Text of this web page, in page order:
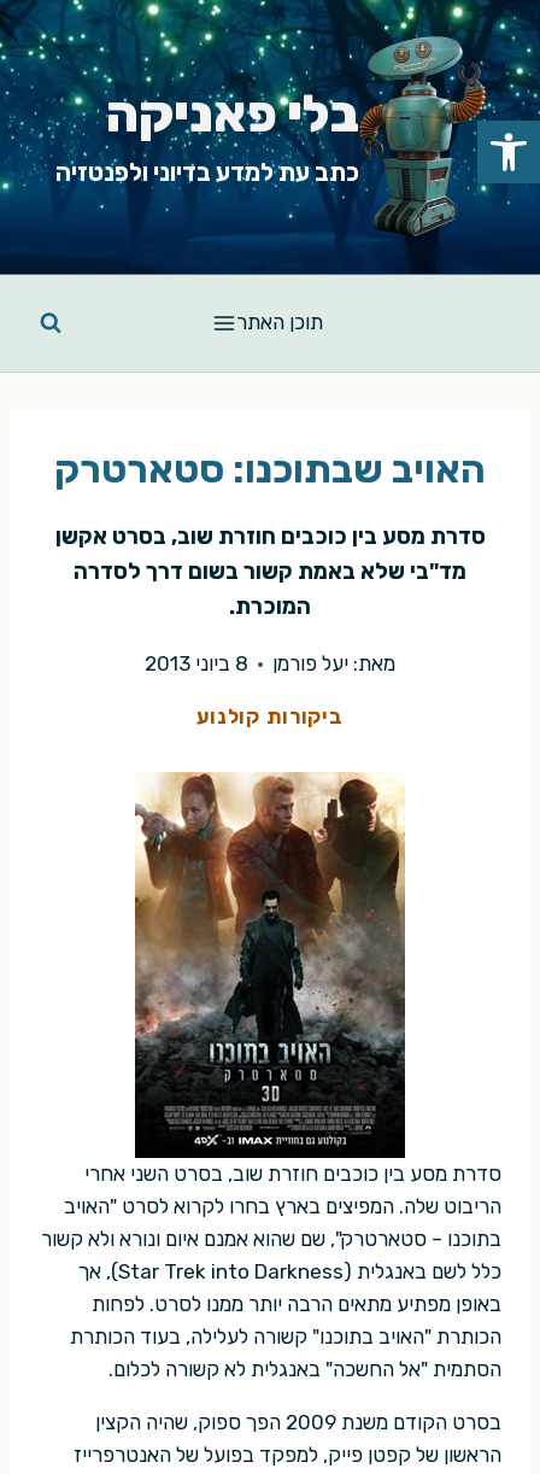
Skip
to
content
בלי פאניקה
כתב עת למדע בדיוני ולפנטזיה
תוכן האתר
האויב שבתוכנו: סטארטרק
סדרת מסע בין כוכבים חוזרת שוב, בסרט אקשן
מד"בי שלא באמת קשור בשום דרך לסדרה
המוכרת.
מאת: יעל פורמן 8 ביוני 2013
ביקורות קולנוע
סדרת מסע בין כוכבים חוזרת שוב, בסרט השני אחרי
הריבוט שלה. המפיצים בארץ בחרו לקרוא לסרט "האויב
בתוכנו – סטארטרק", שם שהוא אמנם איום ונורא ולא קשור
כלל לשם באנגלית (Star Trek into Darkness), אך
באופן מפתיע מתאים הרבה יותר ממנו לסרט. לפחות
הכותרת "האויב בתוכנו" קשורה לעלילה, בעוד הכותרת
הסתמית "אל החשכה" באנגלית לא קשורה לכלום.
בסרט הקודם משנת 2009 הפך ספוק, שהיה הקצין
הראשון של קפטן פייק, למפקד בפועל של האנטרפרייז
פתח סרגל נגישות